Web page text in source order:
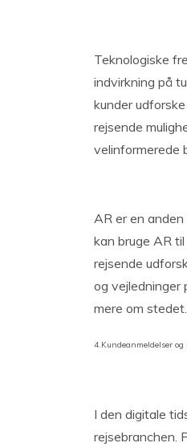
Teknologiske
indvirkning på
kunder
rejsende
velinformerede
AR er en
kan bruge AR
rejsende
og vejledninger
mere om stedet.
4.Kundeanmeldelser
I den digitale
rejsebranchen.